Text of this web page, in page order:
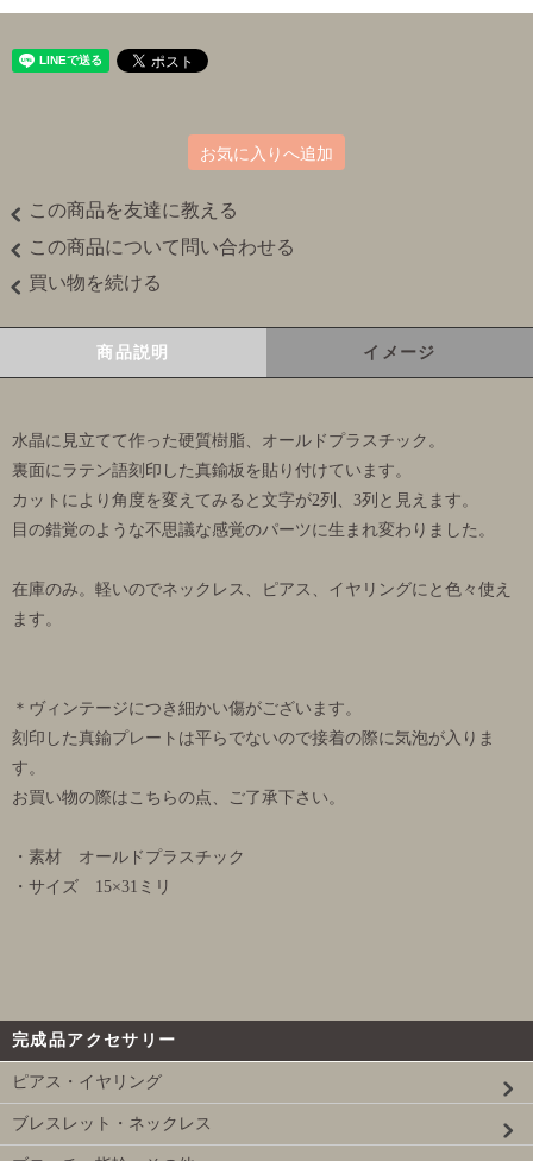
お気に入りへ追加
この商品を友達に教える
この商品について問い合わせる
買い物を続ける
商品説明 イメージ
水晶に見立てて作った硬質樹脂、オールドプラスチック。
裏面にラテン語刻印した真鍮板を貼り付けています。
カットにより角度を変えてみると文字が2列、3列と見えます。
目の錯覚のような不思議な感覚のパーツに生まれ変わりました。
在庫のみ。軽いのでネックレス、ピアス、イヤリングにと色々使え
ます。
＊ヴィンテージにつき細かい傷がございます。
刻印した真鍮プレートは平らでないので接着の際に気泡が入りま
す。
お買い物の際はこちらの点、ご了承下さい。
・素材 オールドプラスチック
・サイズ 15×31ミリ
完成品アクセサリー
ピアス・イヤリング
ブレスレット・ネックレス